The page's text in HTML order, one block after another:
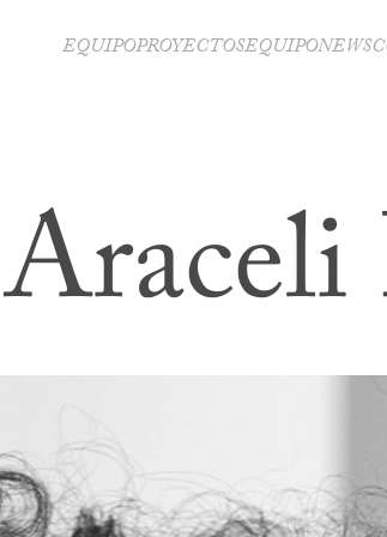
EQUIPOPROYECTOSEQUIPONEWS
Araceli